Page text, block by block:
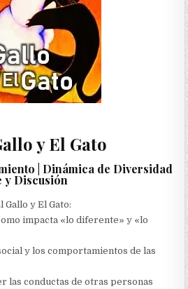
EL
y El Gato
| Dinámica de Diversidad
y Discusión
Gallo y El Gato:
impacta «lo diferente» y «lo
y los comportamientos de las
las conductas de otras personas